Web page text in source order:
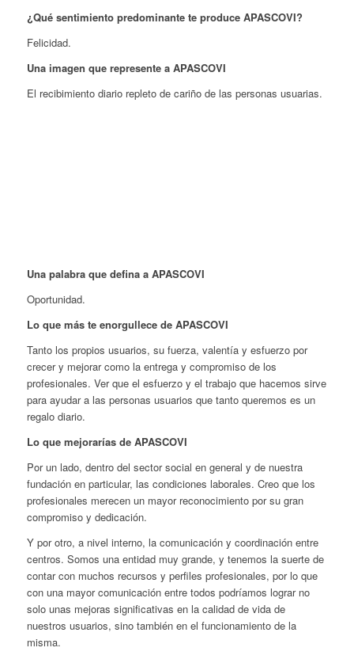
¿Qué sentimiento predominante te produce APASCOVI?
Felicidad.
Una imagen que represente a APASCOVI
El recibimiento diario repleto de cariño de las personas usuarias.
Una palabra que defina a APASCOVI
Oportunidad.
Lo que más te enorgullece de APASCOVI
Tanto los propios usuarios, su fuerza, valentía y esfuerzo por
crecer y mejorar como la entrega y compromiso de los
profesionales. Ver que el esfuerzo y el trabajo que hacemos sirve
para ayudar a las personas usuarios que tanto queremos es un
regalo diario.
Lo que mejorarías de APASCOVI
Por un lado, dentro del sector social en general y de nuestra
fundación en particular, las condiciones laborales. Creo que los
profesionales merecen un mayor reconocimiento por su gran
compromiso y dedicación.
Y por otro, a nivel interno, la comunicación y coordinación entre
centros. Somos una entidad muy grande, y tenemos la suerte de
contar con muchos recursos y perfiles profesionales, por lo que
con una mayor comunicación entre todos podríamos lograr no
solo unas mejoras significativas en la calidad de vida de
nuestros usuarios, sino también en el funcionamiento de la
misma.